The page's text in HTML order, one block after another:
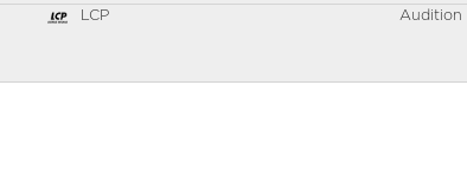
LCP Audition